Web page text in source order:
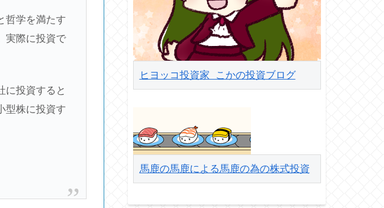
哲学を満たす
実際に投資で
に投資すると
型株に投資す
ヒヨッコ投資家 こかの投資ブログ
馬鹿の馬鹿による馬鹿の為の株式投資